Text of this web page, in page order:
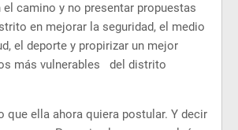
el camino y no presentar propuestas
en mejorar la seguridad, el medio
el deporte y propirizar un mejor
más vulnerables del distrito
que ella ahora quiera postular. Y decir